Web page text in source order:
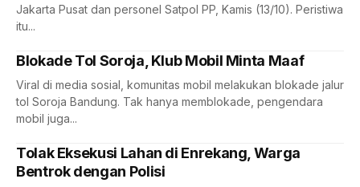
Jakarta Pusat dan personel Satpol PP, Kamis (13/10). Peristiwa
itu...
Blokade Tol Soroja, Klub Mobil Minta Maaf
Viral di media sosial, komunitas mobil melakukan blokade jalur
tol Soroja Bandung. Tak hanya memblokade, pengendara
mobil juga...
Tolak Eksekusi Lahan di Enrekang, Warga
Bentrok dengan Polisi